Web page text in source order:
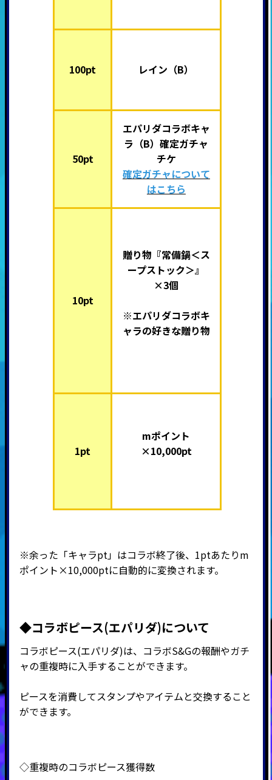
100pt レイン（B）
50pt
エパリダコラボキャ
ラ（B）確定ガチャ
チケ
確定ガチャについて
はこちら
10pt
贈り物『常備鍋＜ス
ープストック＞』
×3個
※エパリダコラボキ
ャラの好きな贈り物
1pt
mポイント
×10,000pt
※余った「キャラpt」はコラボ終了後、1ptあたりm
ポイント×10,000ptに自動的に変換されます。
◆コラボピース(エパリダ)について
コラボピース(エパリダ)は、コラボS&Gの報酬やガチ
ャの重複時に入手することができます。
ピースを消費してスタンプやアイテムと交換すること
ができます。
◇重複時のコラボピース獲得数